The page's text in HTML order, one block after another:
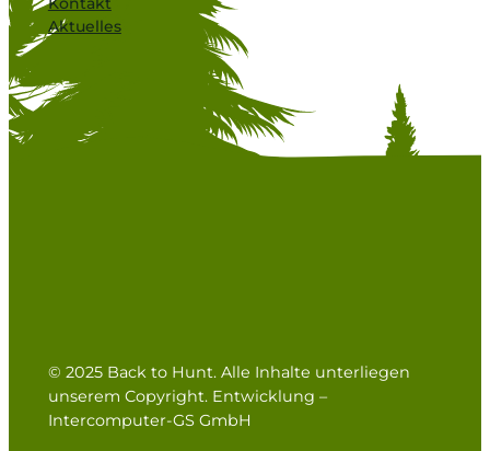
Aktuelles
© 2025 Back to Hunt. Alle Inhalte unterliegen
unserem Copyright. Entwicklung –
Intercomputer-GS GmbH